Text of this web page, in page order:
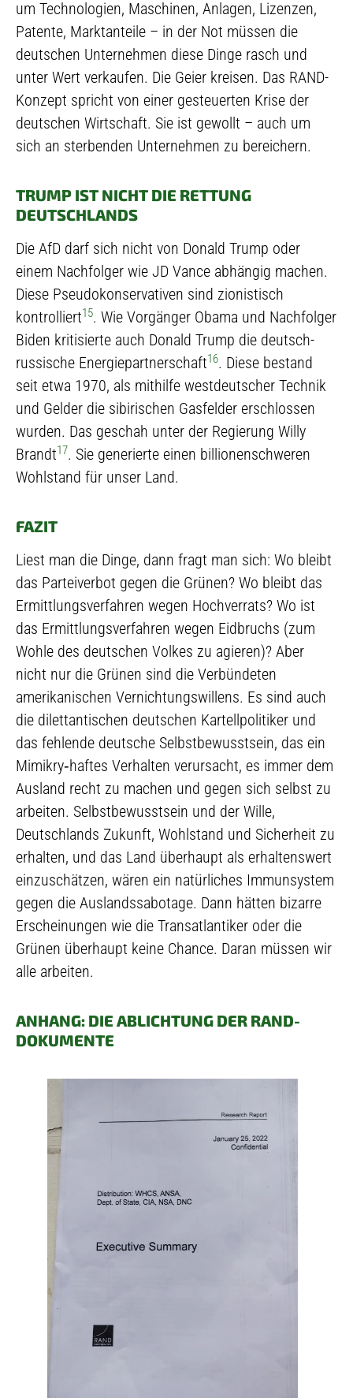
um Technologien, Maschinen, Anlagen, Lizenzen,
Patente, Marktanteile – in der Not müssen die
deutschen Unternehmen diese Dinge rasch und
unter Wert verkaufen. Die Geier kreisen. Das RAND-
Konzept spricht von einer gesteuerten Krise der
deutschen Wirtschaft. Sie ist gewollt – auch um
sich an sterbenden Unternehmen zu bereichern.
TRUMP IST NICHT DIE RETTUNG
DEUTSCHLANDS
Die AfD darf sich nicht von Donald Trump oder
einem Nachfolger wie JD Vance abhängig machen.
Diese Pseudokonservativen sind zionistisch
kontrolliert15. Wie Vorgänger Obama und Nachfolger
Biden kritisierte auch Donald Trump die deutsch-
russische Energiepartnerschaft16. Diese bestand
seit etwa 1970, als mithilfe westdeutscher Technik
und Gelder die sibirischen Gasfelder erschlossen
wurden. Das geschah unter der Regierung Willy
Brandt17. Sie generierte einen billionenschweren
Wohlstand für unser Land.
FAZIT
Liest man die Dinge, dann fragt man sich: Wo bleibt
das Parteiverbot gegen die Grünen? Wo bleibt das
Ermittlungsverfahren wegen Hochverrats? Wo ist
das Ermittlungsverfahren wegen Eidbruchs (zum
Wohle des deutschen Volkes zu agieren)? Aber
nicht nur die Grünen sind die Verbündeten
amerikanischen Vernichtungswillens. Es sind auch
die dilettantischen deutschen Kartellpolitiker und
das fehlende deutsche Selbstbewusstsein, das ein
Mimikry‑haftes Verhalten verursacht, es immer dem
Ausland recht zu machen und gegen sich selbst zu
arbeiten. Selbstbewusstsein und der Wille,
Deutschlands Zukunft, Wohlstand und Sicherheit zu
erhalten, und das Land überhaupt als erhaltenswert
einzuschätzen, wären ein natürliches Immunsystem
gegen die Auslandssabotage. Dann hätten bizarre
Erscheinungen wie die Transatlantiker oder die
Grünen überhaupt keine Chance. Daran müssen wir
alle arbeiten.
ANHANG: DIE ABLICHTUNG DER RAND-
DOKUMENTE